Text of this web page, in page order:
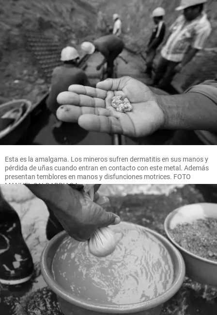
Esta es la amalgama. Los mineros sufren dermatitis en sus manos y
pérdida de uñas cuando entran en contacto con este metal. Además
presentan temblores en manos y disfunciones motrices. FOTO
MANUEL SALDARRIAGA